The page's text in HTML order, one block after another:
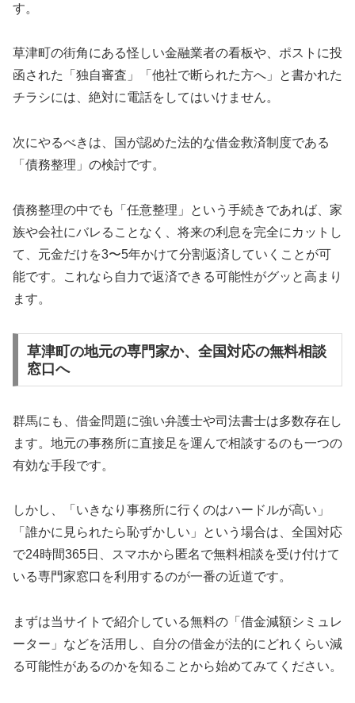
す。
草津町の街角にある怪しい金融業者の看板や、ポストに投
函された「独自審査」「他社で断られた方へ」と書かれた
チラシには、絶対に電話をしてはいけません。
次にやるべきは、国が認めた法的な借金救済制度である
「債務整理」の検討です。
債務整理の中でも「任意整理」という手続きであれば、家
族や会社にバレることなく、将来の利息を完全にカットし
て、元金だけを3〜5年かけて分割返済していくことが可
能です。これなら自力で返済できる可能性がグッと高まり
ます。
草津町の地元の専門家か、全国対応の無料相談
窓口へ
群馬にも、借金問題に強い弁護士や司法書士は多数存在し
ます。地元の事務所に直接足を運んで相談するのも一つの
有効な手段です。
しかし、「いきなり事務所に行くのはハードルが高い」
「誰かに見られたら恥ずかしい」という場合は、全国対応
で24時間365日、スマホから匿名で無料相談を受け付けて
いる専門家窓口を利用するのが一番の近道です。
まずは当サイトで紹介している無料の「借金減額シミュレ
ーター」などを活用し、自分の借金が法的にどれくらい減
る可能性があるのかを知ることから始めてみてください。